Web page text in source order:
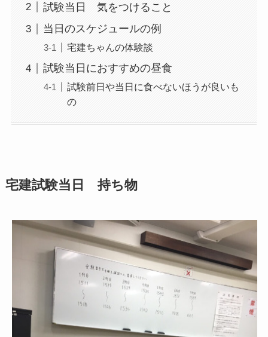
試験当日 気をつけること
当日のスケジュールの例
宅建ちゃんの体験談
試験当日におすすめの昼食
試験前日や当日に食べないほうが良いも
の
宅建試験当日 持ち物